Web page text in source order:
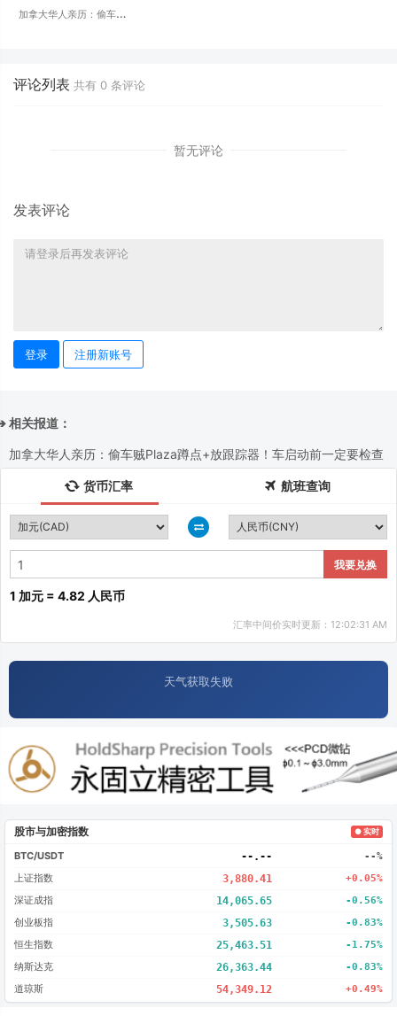
加拿大华人亲历：偷车贼
评论列表 共有 0 条评论
暂无评论
发表评论
登录 注册新账号
相关报道：
加拿大华人亲历：偷车贼Plaza蹲点+放跟踪器！车启动前一定要检查
货币汇率 航班查询
我要兑换
1 加元 = 4.82 人民币
汇率中间价实时更新：12:02:31 AM
天气获取失败
股市与加密指数 ● 实时
BTC/USDT --.-- --%
上证指数 3,880.41 +0.05%
深证成指 14,065.65 -0.56%
创业板指 3,505.63 -0.83%
恒生指数 25,463.51 -1.75%
纳斯达克 26,363.44 -0.83%
道琼斯 54,349.12 +0.49%